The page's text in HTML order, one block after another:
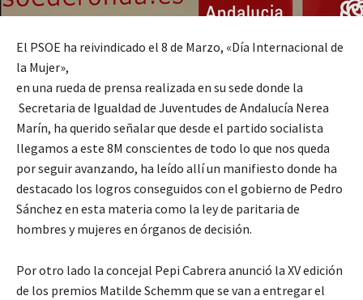
El PSOE ha reivindicado el 8 de Marzo, «Día Internacional de
la Mujer»,
en una rueda de prensa realizada en su sede donde la
Secretaria de Igualdad de Juventudes de Andalucía Nerea
Marín, ha querido señalar que desde el partido socialista
llegamos a este 8M conscientes de todo lo que nos queda
por seguir avanzando, ha leído allí un manifiesto donde ha
destacado los logros conseguidos con el gobierno de Pedro
Sánchez en esta materia como la ley de paritaria de
hombres y mujeres en órganos de decisión.
Por otro lado la concejal Pepi Cabrera anunció la XV edición
de los premios Matilde Schemm que se van a entregar el